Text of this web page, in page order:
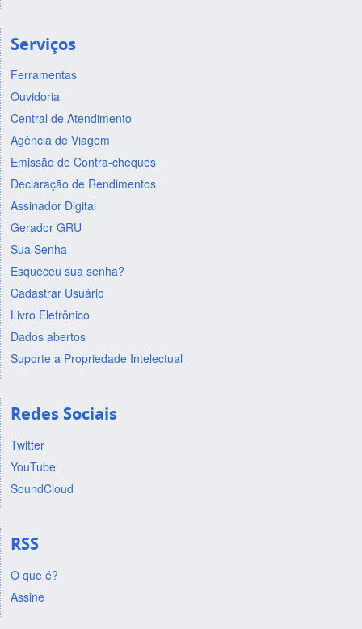
Serviços
Ferramentas
Ouvidoria
Central de Atendimento
Agência de Viagem
Emissão de Contra-cheques
Declaração de Rendimentos
Assinador Digital
Gerador GRU
Sua Senha
Esqueceu sua senha?
Cadastrar Usuário
Livro Eletrônico
Dados abertos
Suporte a Propriedade Intelectual
Redes Sociais
Twitter
YouTube
SoundCloud
RSS
O que é?
Assine